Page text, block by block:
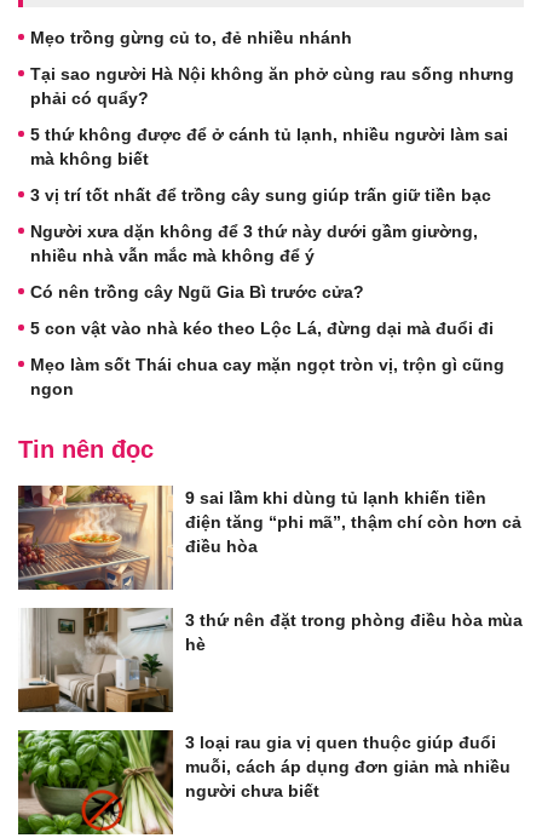
Mẹo trồng gừng củ to, đẻ nhiều nhánh
Tại sao người Hà Nội không ăn phở cùng rau sống nhưng
phải có quẩy?
5 thứ không được để ở cánh tủ lạnh, nhiều người làm sai
mà không biết
3 vị trí tốt nhất để trồng cây sung giúp trấn giữ tiền bạc
Người xưa dặn không để 3 thứ này dưới gầm giường,
nhiều nhà vẫn mắc mà không để ý
Có nên trồng cây Ngũ Gia Bì trước cửa?
5 con vật vào nhà kéo theo Lộc Lá, đừng dại mà đuổi đi
Mẹo làm sốt Thái chua cay mặn ngọt tròn vị, trộn gì cũng
ngon
Tin nên đọc
9 sai lầm khi dùng tủ lạnh khiến tiền
điện tăng “phi mã”, thậm chí còn hơn cả
điều hòa
3 thứ nên đặt trong phòng điều hòa mùa
hè
3 loại rau gia vị quen thuộc giúp đuổi
muỗi, cách áp dụng đơn giản mà nhiều
người chưa biết